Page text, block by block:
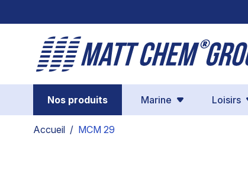
Nos produits Marine Loisirs
Accueil / MCM 29